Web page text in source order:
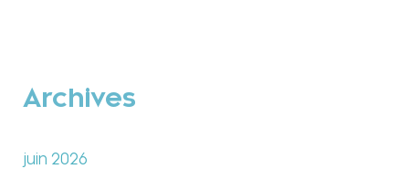
Archives
juin 2026